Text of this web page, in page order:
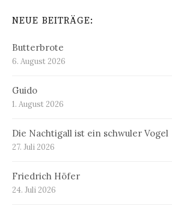
NEUE BEITRÄGE:
Butterbrote
6. August 2026
Guido
1. August 2026
Die Nachtigall ist ein schwuler Vogel
27. Juli 2026
Friedrich Höfer
24. Juli 2026